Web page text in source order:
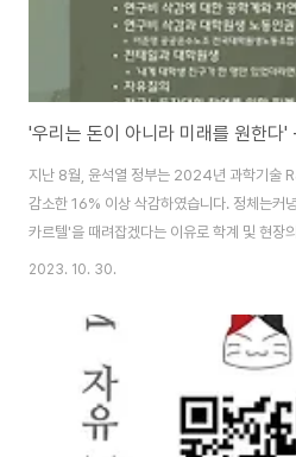
지난 8월, 윤석열 정부는 2024년 과학기술
감소한 16% 이상 삭감하였습니다. 정체는커
카르텔'을 때려잡겠다는 이유로 학계 및 현장
의도 없이 이뤄진 졸속 행정입니다. 서울대학
윤석열 정부가 삭감한 R&D예산이 대학원생
진단하고, 그에 대한 대응을 고민하고 실천하
간 열악한 환경에서 과학기술 발전을 위해 열
도 처우 개선조차 적극적으로 요청하지 않던
의 심각성에 관해 의견을 모으..
2023. 10. 30.